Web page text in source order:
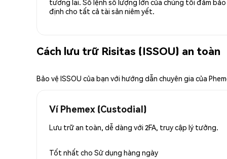
tương lai. Sổ lệnh số lượng lớn của chúng tôi đảm
định cho tất cả tài sản niêm yết.
Cách lưu trữ Risitas (ISSOU) an toàn
Bảo vệ ISSOU của bạn với hướng dẫn chuyên gia của
Ví Phemex (Custodial)
Lưu trữ an toàn, dễ dàng với 2FA, truy cập lý tưởng.
Tốt nhất cho Sử dụng hàng ngày